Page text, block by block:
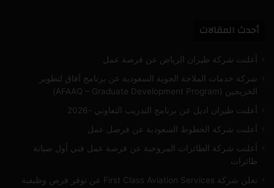
أحدث المقالات
أعلنت شركة طيران الرياض عن فرصة عمل
شركة خدمات الملاحة الجوية السعودية عن برنامج آفاق لتطوير
الخريجين (AFAAQ – Graduate Development Program)
أعلنت طيران اديل عن برنامج التدريب التعاوني -2026
أعلنت شركة الخطوط السعودية عن فرصل عمل
أعلنت شركة الطائرات المروحية عن فرصة عمل فني أول صيانة
طائرات
تعلن شركة First Class Aviation Services عن توفر فرص وظيفية